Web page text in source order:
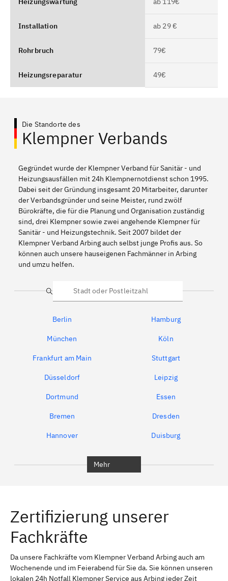
Installation ab 29 €
Rohrbruch 79€
Heizungsreparatur 49€
Die Standorte des
Klempner Verbands
Gegründet wurde der Klempner Verband für Sanitär - und
Heizungsausfällen mit 24h Klempnernotdienst schon 1995.
Dabei seit der Gründung insgesamt 20 Mitarbeiter, darunter
der Verbandsgründer und seine Meister, rund zwölf
Bürokräfte, die für die Planung und Organisation zuständig
sind, drei Klempner sowie zwei angehende Klempner für
Sanitär - und Heizungstechnik. Seit 2007 bildet der
Klempner Verband Arbing auch selbst junge Profis aus. So
können auch unsere hauseigenen Fachmänner in Arbing
und umzu helfen.
Suche
Berlin Hamburg
München Köln
Frankfurt am Main Stuttgart
Düsseldorf Leipzig
Dortmund Essen
Bremen Dresden
Hannover Duisburg
Erlangen Bamberg
Bayreuth
Schweinfurt Passau
Mehr
Zertifizierung unserer
Fachkräfte
Da unsere Fachkräfte vom Klempner Verband Arbing auch am
Wochenende und im Feierabend für Sie da. Sie können unseren
lokalen 24h Notfall Klempner Service aus Arbing jeder Zeit